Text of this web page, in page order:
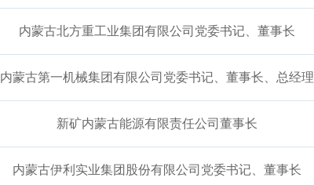
内蒙古北方重工业集团有限公司党委书记、董事长
内蒙古第一机械集团有限公司党委书记、董事长、总经理
新矿内蒙古能源有限责任公司董事长
内蒙古伊利实业集团股份有限公司党委书记、董事长